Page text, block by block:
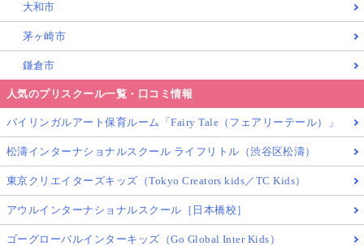
大和市
茅ヶ崎市
鎌倉市
人気のプリスクール一覧・口コミ情報
バイリンガルアート保育ルーム「Fairy Tale（フェアリーテール）」
松濤インターナショナルスクール ライフリトル（渋谷区松濤）
東京クリエイターズキッズ（Tokyo Creators kids／TC Kids）
アウルインターナショナルスクール［日本橋校］
ゴーグローバルインターキッズ（Go Global Inter Kids）